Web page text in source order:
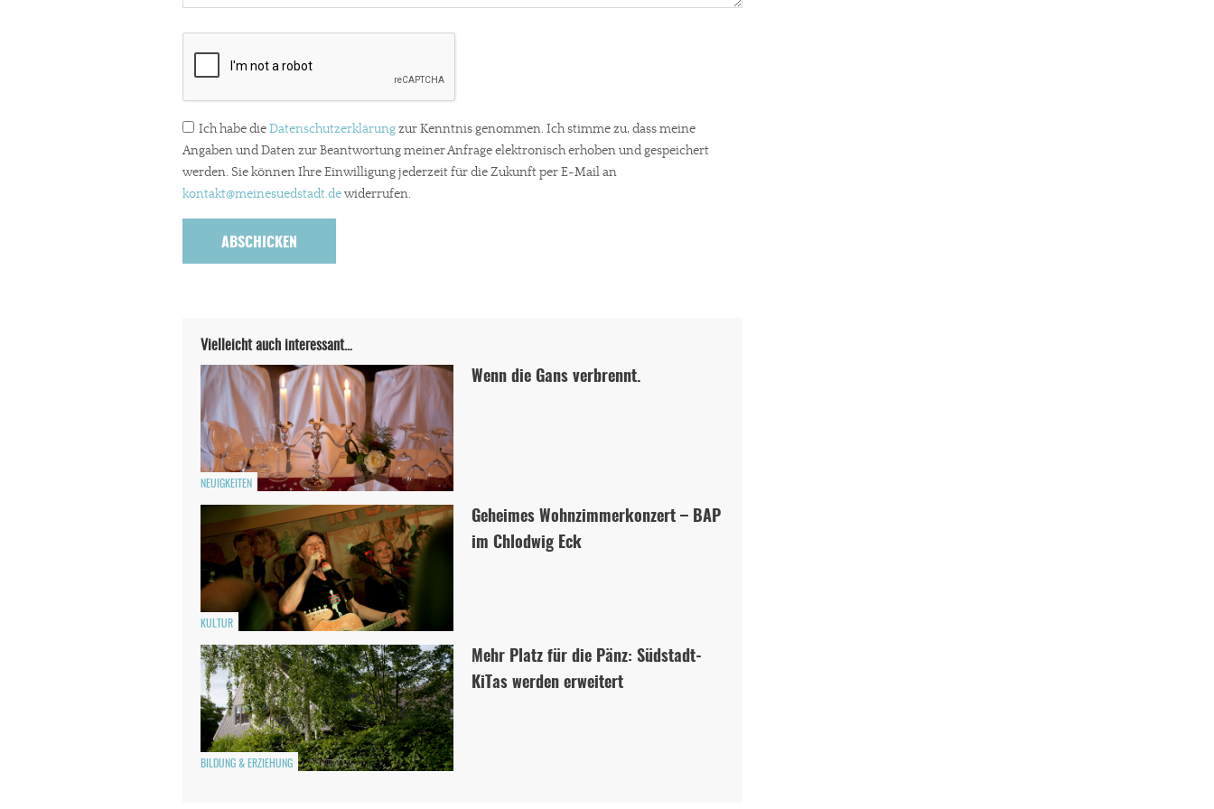
Ich habe dieDatenschutzerklärungzur Kenntnis genommen. Ich stimme zu, dass meine
Angaben und Daten zur Beantwortung meiner Anfrage elektronisch erhoben und gespeichert
werden. Sie können Ihre Einwilligung jederzeit für die Zukunft per E-Mail an
kontakt@meinesuedstadt.dewiderrufen.
Vielleicht auch interessant…
NEUIGKEITEN
Wenn die Gans verbrennt.
KULTUR
Geheimes Wohnzimmerkonzert – BAP
im Chlodwig Eck
BILDUNG & ERZIEHUNG
Mehr Platz für die Pänz: Südstadt-
KiTas werden erweitert